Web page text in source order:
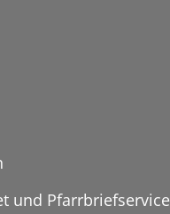
und Pfarrbriefservice